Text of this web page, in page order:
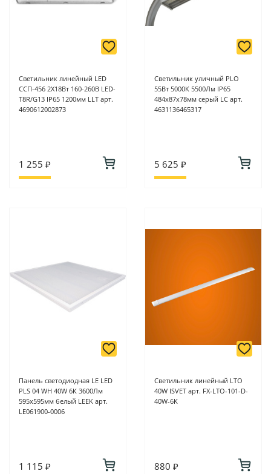
Светильник линейный LED
ССП-456 2Х18Вт 160-260В LED-
Т8R/G13 IP65 1200мм LLT арт.
4690612002873
1 255 ₽
Светильник уличный PLO
55Вт 5000К 5500Лм IP65
484х87х78мм серый LC арт.
4631136465317
5 625 ₽
Панель светодиодная LE LED
PLS 04 WH 40W 6К 3600Лм
595х595мм белый LEEK арт.
LE061900-0006
1 115 ₽
Светильник линейный LTO
40W ISVET арт. FX-LTO-101-D-
40W-6K
880 ₽